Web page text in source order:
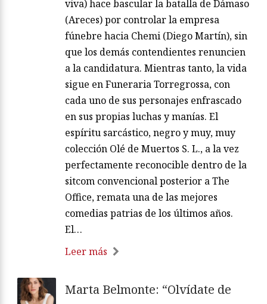
viva) hace bascular la batalla de Dámaso
(Areces) por controlar la empresa
fúnebre hacia Chemi (Diego Martín), sin
que los demás contendientes renuncien
a la candidatura. Mientras tanto, la vida
sigue en Funeraria Torregrossa, con
cada uno de sus personajes enfrascado
en sus propias luchas y manías. El
espíritu sarcástico, negro y muy, muy
colección Olé de Muertos S. L., a la vez
perfectamente reconocible dentro de la
sitcom convencional posterior a The
Office, remata una de las mejores
comedias patrias de los últimos años.
El…
Leer más
Marta Belmonte: “Olvídate de